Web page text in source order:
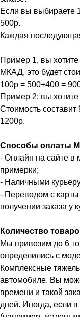
Если вы выбираете
500р.
Каждая
Пример 1, вы
МКАД, это будет
100р = 500+400 =
Пример 2: вы
Стоимость
1200р.
Способы оплаты
- Онлайн на сайте в
примерки;
- Наличными
- Переводом с карты
получении заказа у
Количество
Мы привозим до 6
определились с
Комплексные
автомобиле. Вы
времени и такой
дней. Иногда, если